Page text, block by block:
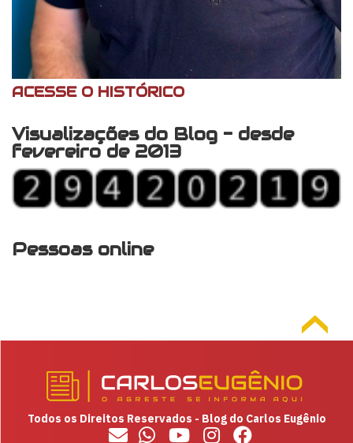
ACESSE O HISTÓRICO
Visualizações do Blog - desde
fevereiro de 2013
Pessoas online
Todos os Direitos Reservados - Blog do Carlos Eugênio